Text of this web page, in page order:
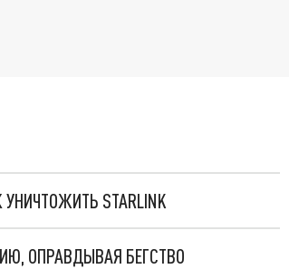
STARLINK
ОПРАВДЫВАЯ БЕГСТВО